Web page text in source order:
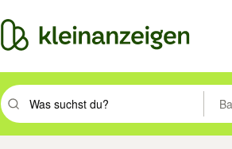
Suchbegriff eingeben. Eingabetaste drücken